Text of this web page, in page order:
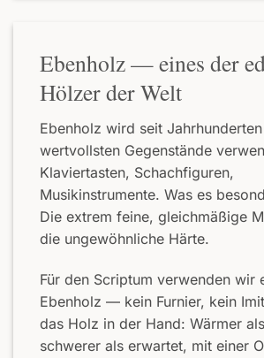
Ebenholz — eines der
Hölzer der Welt
Ebenholz wird seit
wertvollsten Gegenstände
Klaviertasten, Schachfiguren,
Musikinstrumente. Was es
Die extrem feine, gleichmäßige
die ungewöhnliche Härte.
Für den Scriptum verwenden wir
Ebenholz — kein Furnier, kein
das Holz in der Hand: Wärmer
schwerer als erwartet, mit einer